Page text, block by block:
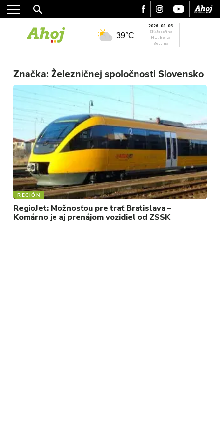
REGIÓN
FOTKY
VIDEO
MIX
39°C
2026. 08. 06.
SK: Jozefína
HU: Berta,
Bettina
Značka: Železničnej spoločnosti Slovensko
REGIÓN
RegioJet: Možnosťou pre trať Bratislava –
Komárno je aj prenájom vozidiel od ZSSK